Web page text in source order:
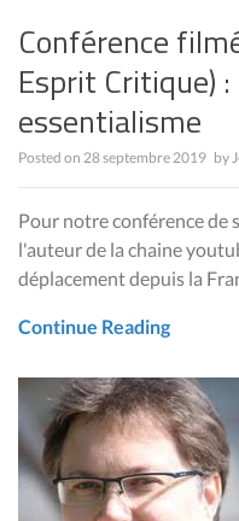
Conférence
Esprit Critique)
essentialisme
Posted on 28 septembre 2019 by
Pour notre conférence de
l'auteur de la chaine
déplacement depuis la
Continue Reading